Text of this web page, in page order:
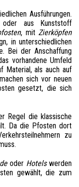
Ausführungen.
aus Kunststoff
, mitZierköpfen
in unterschiedlichen
Bei der Anschaffung
vorhandene Umfeld
Material, als auch auf
sich vor neuen
gesetzt, die sich
Regel die klassische
Da die Pfosten dort
zu
oder Hotelswerden
gewählt, die zum